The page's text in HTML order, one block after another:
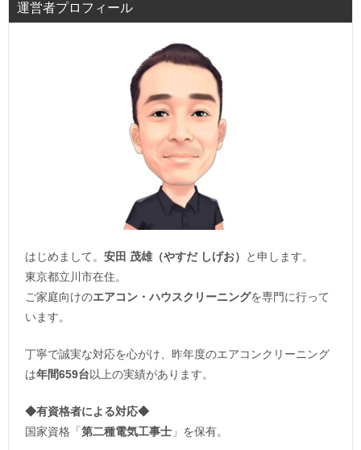
運営者プロフィール
はじめまして。 安田 茂雄（やすだ しげお）
と申します。
東京都立川市在住。
ご家庭向けのエアコン・ハウスクリーニングを専門に行って
います。
丁寧で誠実な対応を心がけ、昨年度のエアコンクリーニング
は年間659台以上の実績があります。
◆有資格者による対応◆
国家資格「 第二種電気工事士 」を保有。